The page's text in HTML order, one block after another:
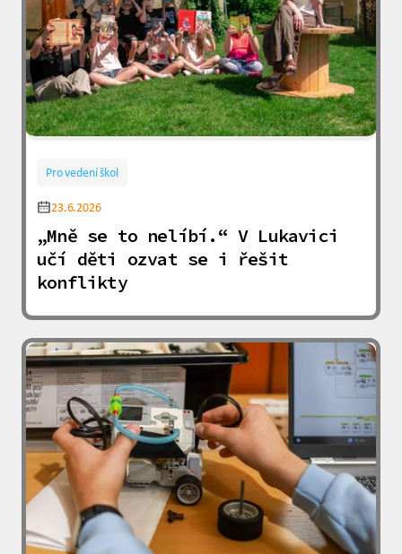
Pro vedení škol
23.6.2026
„Mně se to nelíbí.“ V Lukavici
učí děti ozvat se i řešit
konflikty